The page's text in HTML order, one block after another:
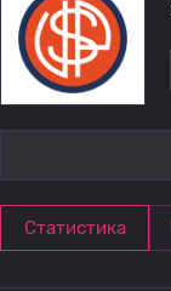
Статистика